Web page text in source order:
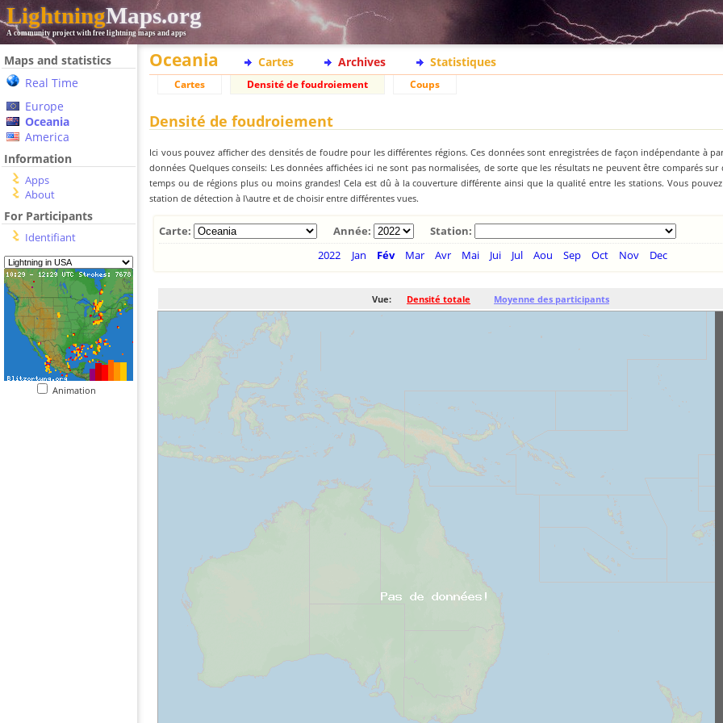
LightningMaps.org
A community project with free lightning maps and apps
Maps and statistics
Real Time
Europe
Oceania
America
Information
Apps
About
For Participants
Identifiant
Animation
Oceania Cartes Archives Statistiques
Cartes Densité de foudroiement Coups
Densité de foudroiement
Ici vous pouvez afficher des densités de foudre pour les différentes régions. Ces données sont enregistrées de façon indépendante à
données Quelques conseils: Les données affichées ici ne sont pas normalisées, de sorte que les résultats ne peuvent être comparés sur
temps ou de régions plus ou moins grandes! Cela est dû à la couverture différente ainsi que la qualité entre les stations. Vous
station de détection à l\autre et de choisir entre différentes vues.
Carte: Année:
Station:
2022
Jan Fév Mar Avr Mai Jui Jul Aou Sep Oct Nov Dec
Vue: Densité totale Moyenne des participants